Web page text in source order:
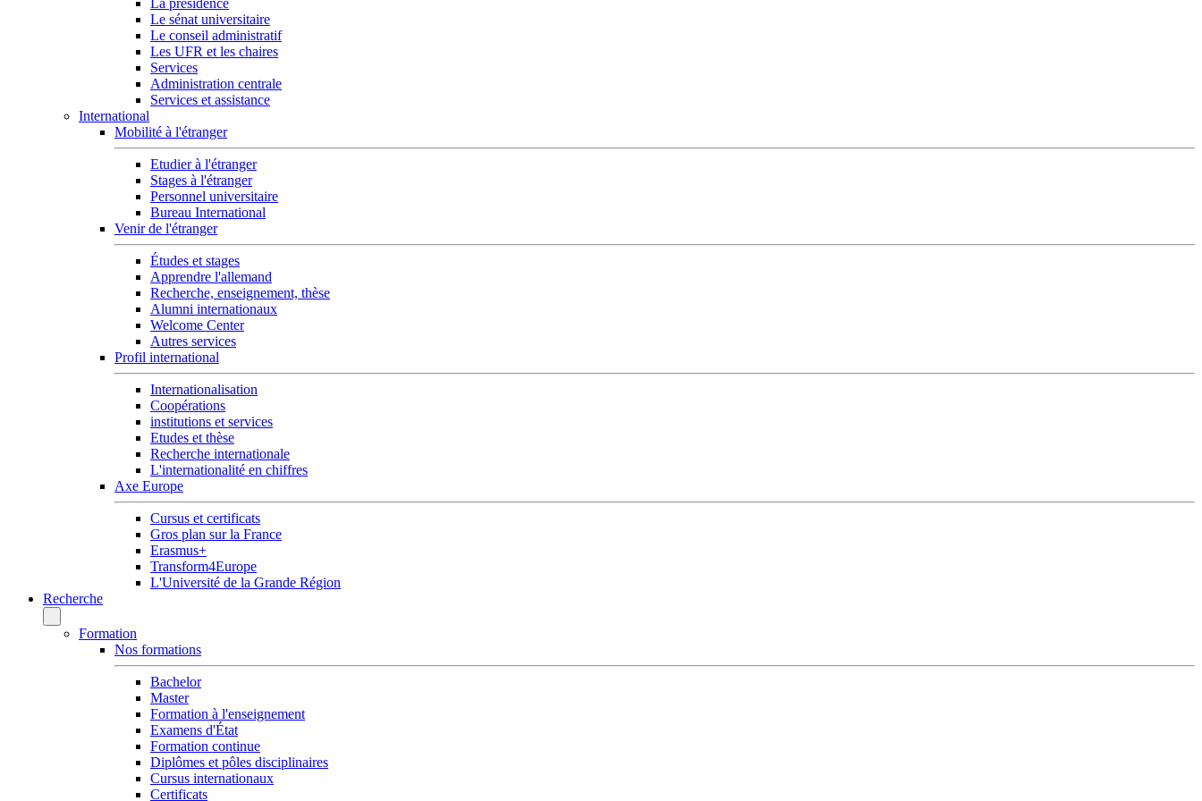
La présidence
Le sénat universitaire
Le conseil administratif
Les UFR et les chaires
Services
Administration centrale
Services et assistance
International
Mobilité à l'étranger
Etudier à l'étranger
Stages à l'étranger
Personnel universitaire
Bureau International
Venir de l'étranger
Études et stages
Apprendre l'allemand
Recherche, enseignement, thèse
Alumni internationaux
Welcome Center
Autres services
Profil international
Internationalisation
Coopérations
institutions et services
Etudes et thèse
Recherche internationale
L'internationalité en chiffres
Axe Europe
Cursus et certificats
Gros plan sur la France
Erasmus+
Transform4Europe
L'Université de la Grande Région
Recherche
Formation
Nos formations
Bachelor
Master
Formation à l'enseignement
Examens d'État
Formation continue
Diplômes et pôles disciplinaires
Cursus internationaux
Certificats